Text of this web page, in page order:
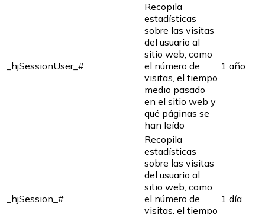
_hjSessionUser_#
Recopila
estadísticas
sobre las visitas
del usuario al
sitio web, como
el número de
visitas, el tiempo
medio pasado
en el sitio web y
qué páginas se
han leído
1 año
_hjSession_#
Recopila
estadísticas
sobre las visitas
del usuario al
sitio web, como
el número de
visitas, el tiempo
1 día